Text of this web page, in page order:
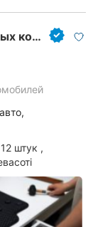
Evasota, производитель автомобильных ковриков из EVA материала
штук ,